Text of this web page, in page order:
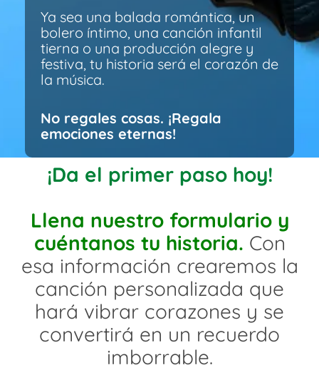
Ya sea una balada romántica, un
bolero íntimo, una canción infantil
tierna o una producción alegre y
festiva, tu historia será el corazón de
la música.
No regales cosas. ¡Regala
emociones eternas!
¡Da el primer paso hoy!
Llena nuestro formulario y
cuéntanos tu historia. Con
esa información crearemos la
canción personalizada que
hará vibrar corazones y se
convertirá en un recuerdo
imborrable.